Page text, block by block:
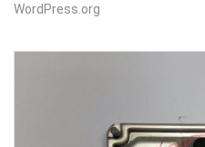
WordPress.org